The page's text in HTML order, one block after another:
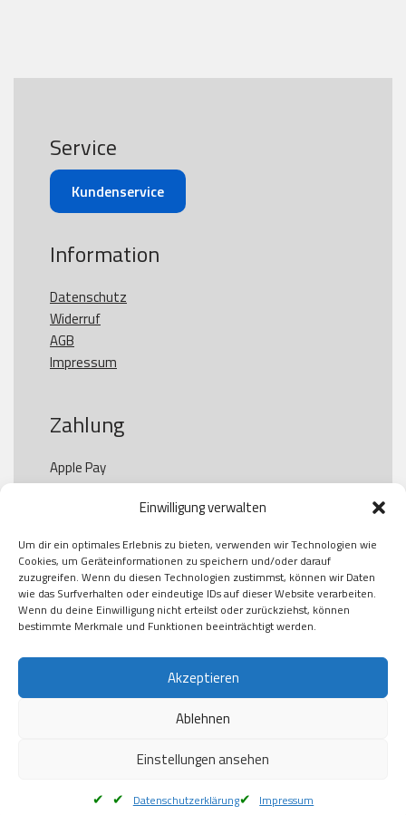
Einwilligung verwalten
Um dir ein optimales Erlebnis zu bieten, verwenden wir Technologien wie
Cookies, um Geräteinformationen zu speichern und/oder darauf
zuzugreifen. Wenn du diesen Technologien zustimmst, können wir Daten
wie das Surfverhalten oder eindeutige IDs auf dieser Website verarbeiten.
Wenn du deine Einwilligung nicht erteilst oder zurückziehst, können
bestimmte Merkmale und Funktionen beeinträchtigt werden.
Akzeptieren
Ablehnen
Einstellungen ansehen
Datenschutzerklärung Impressum
Service
Kundenservice
Information
Datenschutz
Widerruf
AGB
Impressum
Zahlung
Apple Pay
Paypal
Kauf auf Rechung
Klarna
American Express